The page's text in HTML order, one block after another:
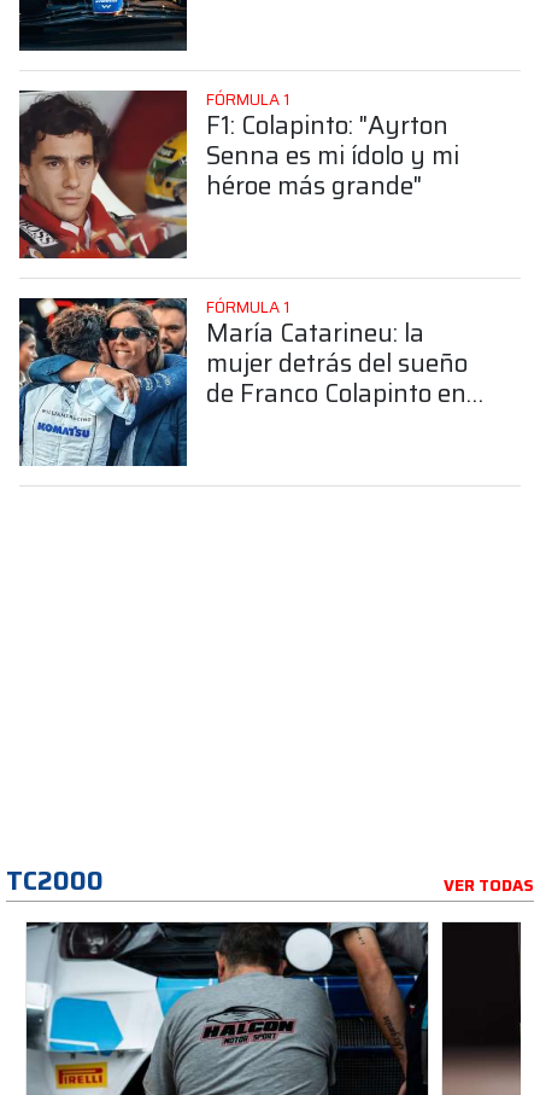
FÓRMULA 1
F1: Colapinto: "Ayrton
Senna es mi ídolo y mi
héroe más grande"
FÓRMULA 1
María Catarineu: la
mujer detrás del sueño
de Franco Colapinto en
TC2000 VER TODAS